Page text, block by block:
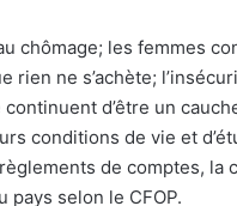
chômage; les femmes
rien ne s’achète;
d’être un
conditions de vie et
de comptes,
pays selon le CFOP.